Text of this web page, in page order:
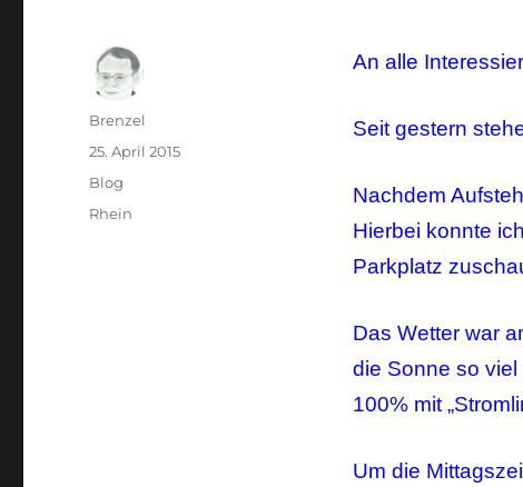
An alle
Seit gestern
Nachdem
Hierbei konnte
Parkplatz
Das Wetter war
die Sonne so viel
100% mit
Um die
Autor
Brenzel
Veröffentlicht
am
25. April 2015
Kategorien
Blog
Schlagwörter
Rhein